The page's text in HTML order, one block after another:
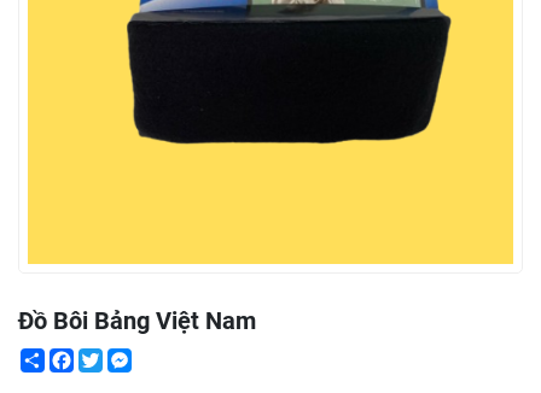
Đồ Bôi Bảng Việt Nam
ShareFacebook
Twitter